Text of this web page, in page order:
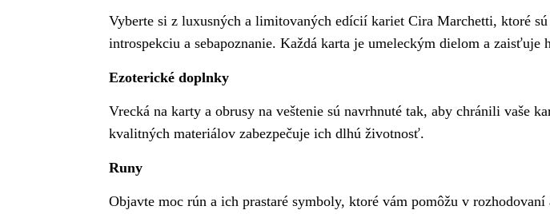
Vyberte si z luxusných a limitovaných edícií kariet Cira Marchetti, ktoré
introspekciu a sebapoznanie. Každá karta je umeleckým dielom a
Ezoterické doplnky
Vrecká na karty a obrusy na veštenie sú navrhnuté tak, aby chránili vaše
kvalitných materiálov zabezpečuje ich dlhú životnosť.
Runy
Objavte moc rún a ich prastaré symboly, ktoré vám pomôžu v